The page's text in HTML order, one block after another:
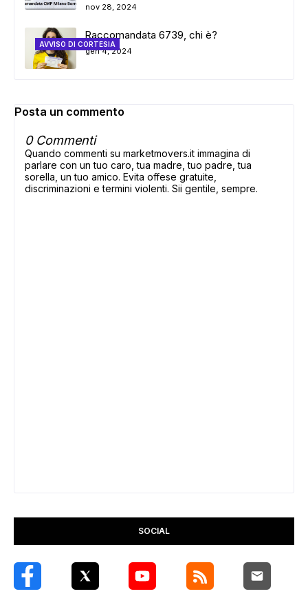
nov 28, 2024
AVVISO DI CORTESIA
Raccomandata 6739, chi è?
gen 4, 2024
Posta un commento
0 Commenti
Quando commenti su marketmovers.it immagina di
parlare con un tuo caro, tua madre, tuo padre, tua
sorella, un tuo amico. Evita offese gratuite,
discriminazioni e termini violenti. Sii gentile, sempre.
SOCIAL